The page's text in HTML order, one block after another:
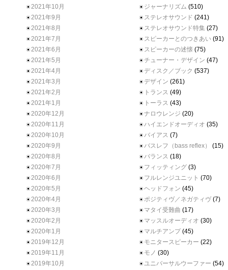
2021年10月
2021年9月
2021年8月
2021年7月
2021年6月
2021年5月
2021年4月
2021年3月
2021年2月
2021年1月
2020年12月
2020年11月
2020年10月
2020年9月
2020年8月
2020年7月
2020年6月
2020年5月
2020年4月
2020年3月
2020年2月
2020年1月
2019年12月
2019年11月
2019年10月
ジャーナリズム (510)
ステレオサウンド (241)
ステレオサウンド特集 (27)
スピーカーとのつきあい (91)
スピーカーの述懐 (75)
チューナー・デザイン (47)
ディスク／ブック (537)
デザイン (261)
トランス (49)
トーラス (43)
ナロウレンジ (20)
ハイエンドオーディオ (35)
バイアス (7)
バスレフ（bass reflex）
(15)
バランス (18)
フィッティング (3)
フルレンジユニット (70)
ヘッドフォン (45)
ポジティヴ／ネガティヴ(7)
マタイ受難曲 (17)
マッスルオーディオ (30)
マルチアンプ (45)
モニタースピーカー (22)
モノ (30)
ユニバーサルウーファー (54)